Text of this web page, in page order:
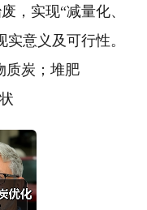
，实现“减量化、
意义及可行性。
质炭；堆肥